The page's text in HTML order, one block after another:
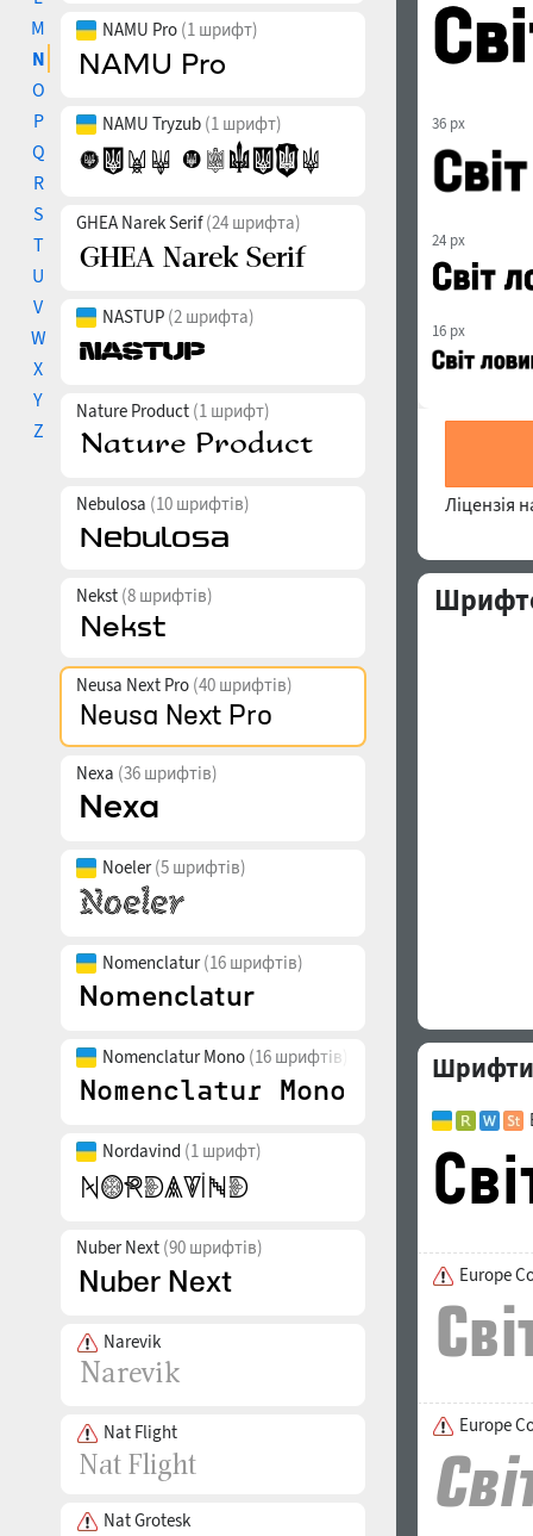
M
N
O
P
Q
R
S
T
U
V
W
X
Y
Z
NAMU Pro (1 шрифт)
NAMU Tryzub (1 шрифт)
GHEA Narek Serif(24 шрифта)
NASTUP (2 шрифта)
Nature Product (1 шрифт)
Nebulosa (10 шрифтів)
Nekst (8 шрифтів)
Neusa Next Pro (40 шрифтів)
Nexa (36 шрифтів)
Noeler(5 шрифтів)
Nomenclatur(16 шрифтів)
Nomenclatur Mono (16 шрифтів)
Nordavind (1 шрифт)
Nuber Next (90 шрифтів)
Narevik
Nat Flight
Nat Grotesk
36 px
24 px
16 px
Ліцензія
Шрифти
Europe
Europe